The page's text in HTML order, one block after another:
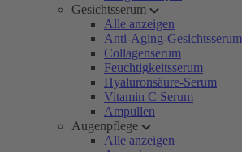
Gesichtsserum
Alle anzeigen
Anti-Aging-Gesichtsserum
Collagenserum
Feuchtigkeitsserum
Hyaluronsäure-Serum
Vitamin C Serum
Ampullen
Augenpflege
Alle anzeigen